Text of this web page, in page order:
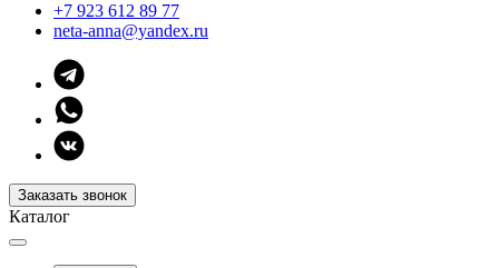
+7 923 612 89 77
neta-anna@yandex.ru
Заказать звонок
Каталог